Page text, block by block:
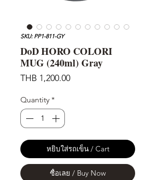
SKU: PP1-811-GY
DoD HORO COLORI
MUG (240ml) Gray
THB 1,200.00Price
Quantity *
หยิบใส่รถเข็น / Cart
ซื้อเลย / Buy Now